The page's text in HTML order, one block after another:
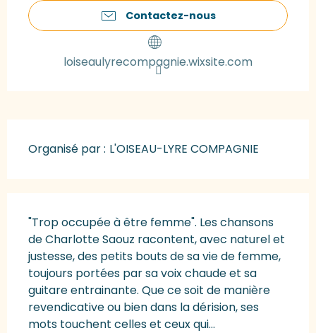
Contactez-nous
loiseaulyrecompagnie.wixsite.com
Organisé par : L'OISEAU-LYRE COMPAGNIE
"Trop occupée à être femme". Les chansons
de Charlotte Saouz racontent, avec naturel et
justesse, des petits bouts de sa vie de femme,
toujours portées par sa voix chaude et sa
guitare entrainante. Que ce soit de manière
revendicative ou bien dans la dérision, ses
mots touchent celles et ceux qui...